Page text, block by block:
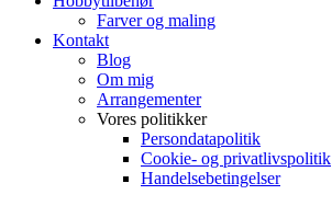
Farver og maling
Kontakt
Blog
Om mig
Arrangementer
Vores politikker
Persondatapolitik
Cookie- og privatlivspolitik
Handelsebetingelser